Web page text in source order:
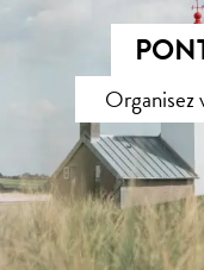
Organisez